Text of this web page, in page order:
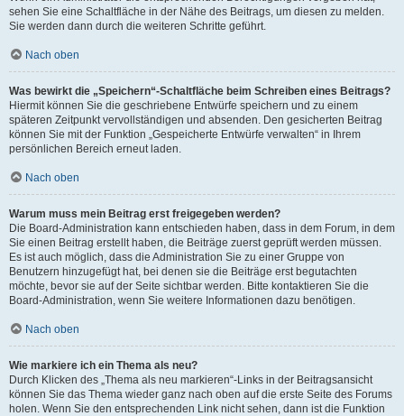
sehen Sie eine Schaltfläche in der Nähe des Beitrags, um diesen zu melden.
Sie werden dann durch die weiteren Schritte geführt.
Nach oben
Was bewirkt die „Speichern“-Schaltfläche beim Schreiben eines Beitrags?
Hiermit können Sie die geschriebene Entwürfe speichern und zu einem
späteren Zeitpunkt vervollständigen und absenden. Den gesicherten Beitrag
können Sie mit der Funktion „Gespeicherte Entwürfe verwalten“ in Ihrem
persönlichen Bereich erneut laden.
Nach oben
Warum muss mein Beitrag erst freigegeben werden?
Die Board-Administration kann entschieden haben, dass in dem Forum, in dem
Sie einen Beitrag erstellt haben, die Beiträge zuerst geprüft werden müssen.
Es ist auch möglich, dass die Administration Sie zu einer Gruppe von
Benutzern hinzugefügt hat, bei denen sie die Beiträge erst begutachten
möchte, bevor sie auf der Seite sichtbar werden. Bitte kontaktieren Sie die
Board-Administration, wenn Sie weitere Informationen dazu benötigen.
Nach oben
Wie markiere ich ein Thema als neu?
Durch Klicken des „Thema als neu markieren“-Links in der Beitragsansicht
können Sie das Thema wieder ganz nach oben auf die erste Seite des Forums
holen. Wenn Sie den entsprechenden Link nicht sehen, dann ist die Funktion